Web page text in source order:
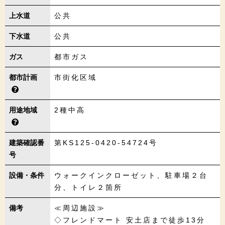
上水道 公共
下水道 公共
ガス 都市ガス
都市計画 市街化区域
用途地域 2種中高
建築確認番
号
第KS125-0420-54724号
設備・条件
ウォークインクローゼット、駐車場２台
分、トイレ２箇所
備考
≪周辺施設≫
◇フレンドマート 安土店まで徒歩13分